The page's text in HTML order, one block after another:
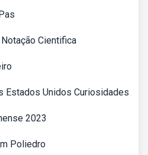
Cientifica
Estados Unidos Curiosidades
2023
Poliedro